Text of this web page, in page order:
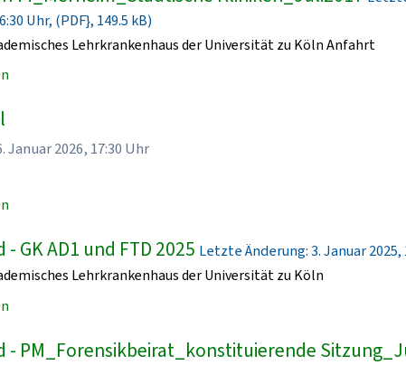
Uhr, (PDF}, 149.5 kB)
Lehrkrankenhaus der Universität zu Köln Anfahrt
2026, 17:30 Uhr
GK AD1 und FTD 2025 Letzte Änderung: 3. Januar 2025,
Lehrkrankenhaus der Universität zu Köln
- PM_Forensikbeirat_konstituierende